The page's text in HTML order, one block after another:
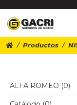
Productos
ALFA ROMEO (0)